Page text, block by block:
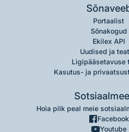
Portaalist
Sõnakogud
Ekilex API
Uudised ja
Ligipääsetavuse
Kasutus- ja
Hoia pilk peal meie
Facebook
Youtube